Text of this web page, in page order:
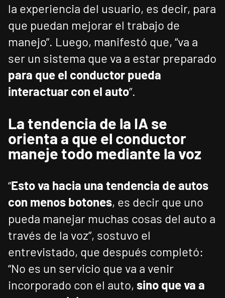
la experiencia del usuario, es decir, para
que puedan mejorar el trabajo de
manejo”. Luego, manifestó que, “va a
ser un sistema que va a estar preparado
para que el conductor pueda
interactuar con el auto”.
La tendencia de la IA se
orienta a que el conductor
maneje todo mediante la voz
“Esto va hacia una tendencia de autos
con menos botones, es decir que uno
pueda manejar muchas cosas del auto a
través de la voz”, sostuvo el
entrevistado, que después completó:
“No es un servicio que va a venir
incorporado con el auto, sino que va a